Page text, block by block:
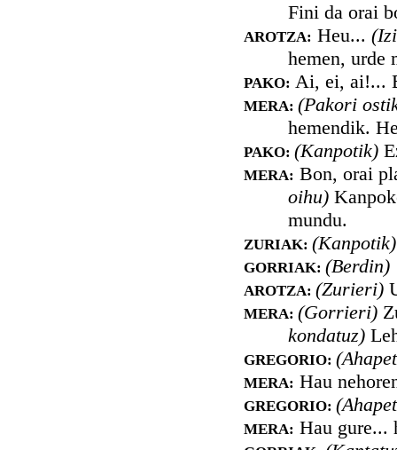
Fini da orai
AROTZA: Heu...
hemen, urde
PAKO: Ai, ei, ai!...
MERA: (Pakori
hemendik.
PAKO: (Kanpotik)
MERA: Bon, orai
oihu)
mundu.
ZURIAK: (Kanpotik)
GORRIAK: (Berdin)
AROTZA: (Zurieri)
MERA: (Gorrieri)
kondatuz)
GREGORIO:
MERA: Hau
GREGORIO:
MERA: Hau gure...